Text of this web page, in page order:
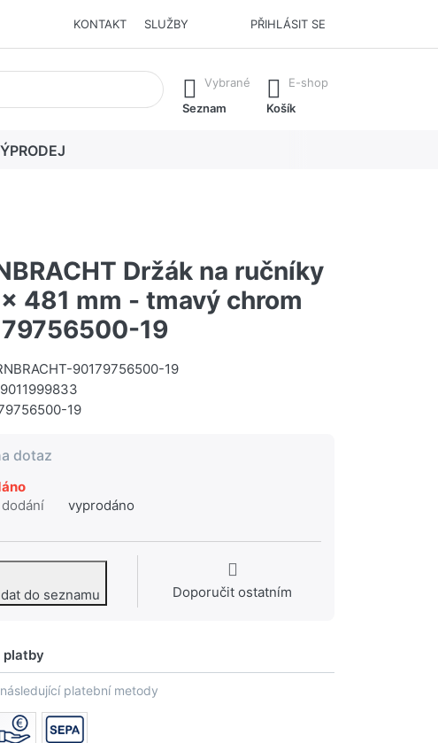
KONTAKT SLUŽBY PŘIHLÁSIT SE
Stisknutím klávesy Enter vyvoláte všechny výsledky.
Vybrané
Seznam
E-shop
Košík
Držák na ručníky
481 mm - tmavý chrom
19
90179756500-19
19
dotaz
vyprodáno
do seznamu Doporučit ostatním
platby
platební metody